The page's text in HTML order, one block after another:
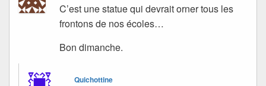
C’est une statue qui devrait orner tous les
frontons de nos écoles…
Bon dimanche.
Quichottine